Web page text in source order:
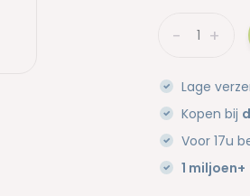
+
-
Lage
Kopen bij
Voor 17u
1 miljoen+